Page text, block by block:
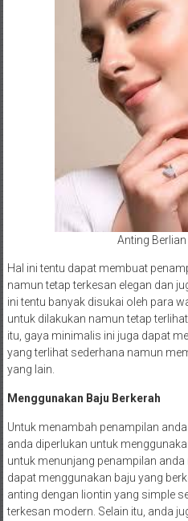
Anting
Hal ini tentu dapat membuat
namun tetap terkesan elegan dan
ini tentu banyak disukai oleh para
untuk dilakukan namun tetap
itu, gaya minimalis ini juga dapat
yang terlihat sederhana namun
yang lain.
Menggunakan Baju Berkerah
Untuk menambah penampilan
anda diperlukan untuk
untuk menunjang penampilan anda
dapat menggunakan baju yang
anting dengan liontin yang simple
terkesan modern. Selain itu, anda